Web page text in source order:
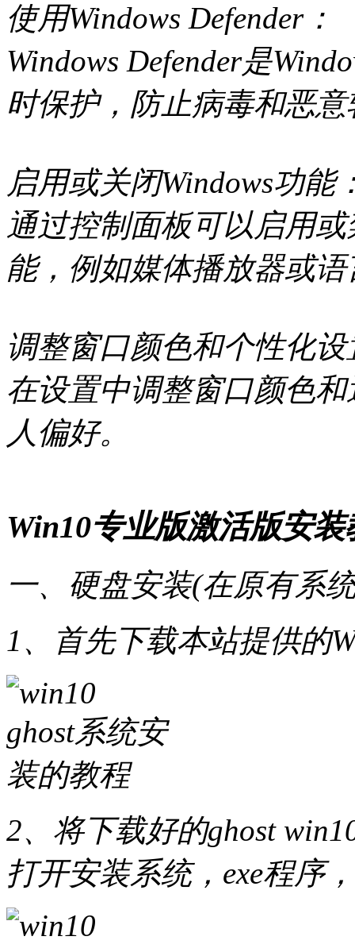
使用Windows Defender：
Windows Defender是
时保护，防止病毒和恶
启用或关闭Windows功能
通过控制面板可以启用
能，例如媒体播放器或
调整窗口颜色和个性化设
在设置中调整窗口颜色
人偏好。
Win10专业版激活版安装
一、硬盘安装(在原有系
1、首先下载本站提供的
2、将下载好的ghost
打开安装系统，exe程序